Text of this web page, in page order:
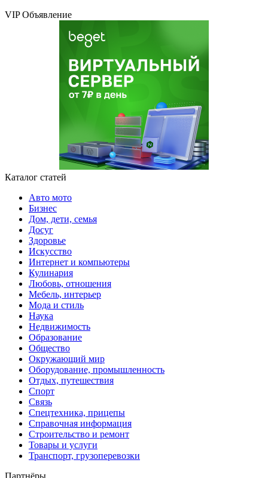
VIP Объявление
Каталог статей
Авто мото
Бизнес
Дом, дети, семья
Досуг
Здоровье
Искусство
Интернет и компьютеры
Кулинария
Любовь, отношения
Мебель, интерьер
Мода и стиль
Наука
Недвижимость
Образование
Общество
Окружающий мир
Оборудование, промышленность
Отдых, путешествия
Спорт
Связь
Спецтехника, прицепы
Справочная информация
Строительство и ремонт
Товары и услуги
Транспорт, грузоперевозки
Партнёры